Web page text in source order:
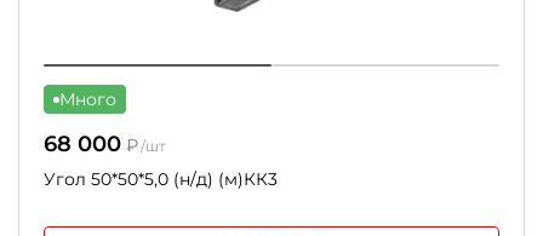
Много
68 000 ₽/шт
Угол 50*50*5,0 (н/д) (м)КК3